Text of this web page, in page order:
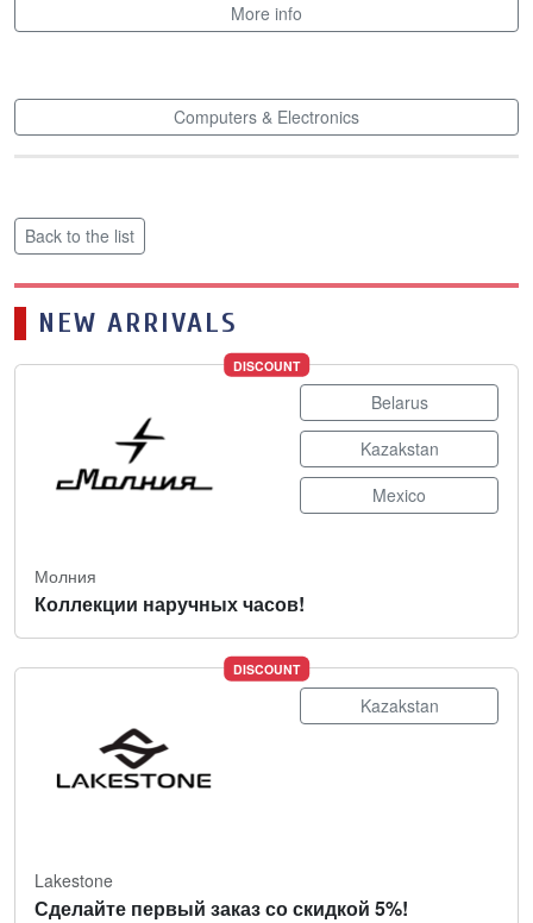
More info
Computers & Electronics
Back to the list
NEW ARRIVALS
DISCOUNT
Belarus
Kazakstan
Mexico
Молния
Коллекции наручных часов!
DISCOUNT
Kazakstan
Lakestone
Сделайте первый заказ со скидкой 5%!